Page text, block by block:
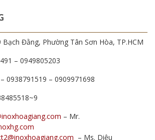
Đằng, Phường Tân Sơn Hòa, TP.HCM
– 0949805203
– 0938791519 – 0909971698
– Mr.
– Ms. Diệu